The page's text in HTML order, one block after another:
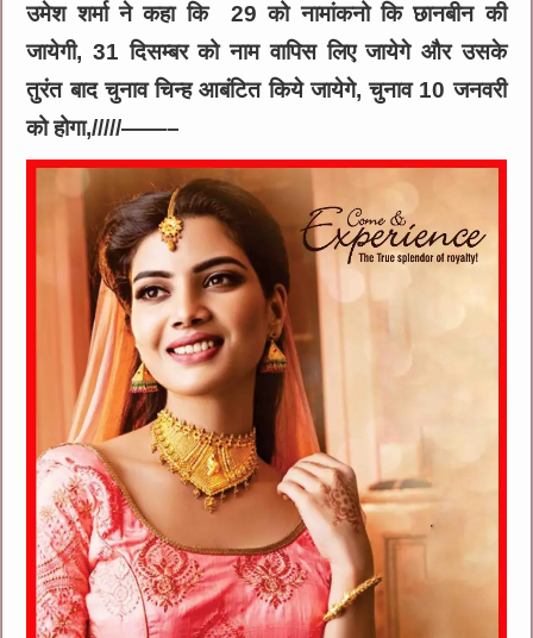
उमेश शर्मा ने कहा कि 29 को नामांकनो कि छानबीन की
जायेगी, 31 दिसम्बर को नाम वापिस लिए जायेगे और उसके
तुरंत बाद चुनाव चिन्ह आबंटित किये जायेगे, चुनाव 10 जनवरी
को होगा,/////——–